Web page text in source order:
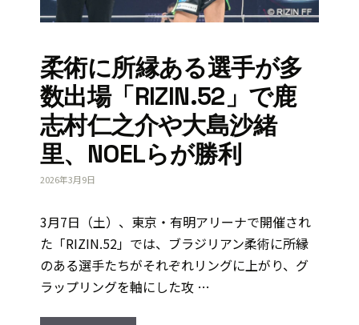
柔術に所縁ある選手が多
数出場「RIZIN.52」で鹿
志村仁之介や大島沙緒
里、NOELらが勝利
2026年3月9日
3月7日（土）、東京・有明アリーナで開催され
た「RIZIN.52」では、ブラジリアン柔術に所縁
のある選手たちがそれぞれリングに上がり、グ
ラップリングを軸にした攻 …